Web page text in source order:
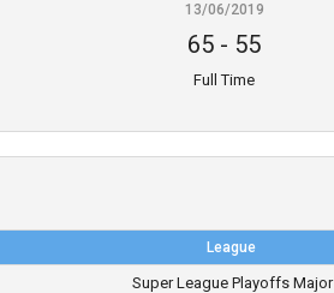
13/06/2019
65 - 55
Full Time
League
Super League Playoffs Major